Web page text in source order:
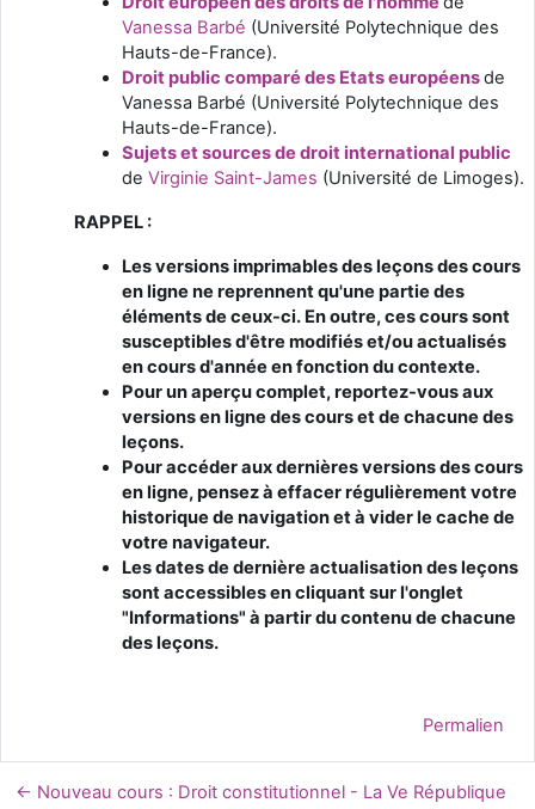
Vanessa Barbé (Université Polytechnique des
Hauts-de-France).
Droit public comparé des Etats européensde
Vanessa Barbé (Université Polytechnique des
Hauts-de-France).
Sujets et sources de droit international public
de Virginie Saint-James (Université de Limoges).
RAPPEL :
Les versions imprimables des leçons des cours
en ligne ne reprennent qu'une partie des
éléments de ceux-ci. En outre, ces cours sont
susceptibles d'être modifiés et/ou actualisés
en cours d'année en fonction du contexte.
Pour un aperçu complet, reportez-vous aux
versions en ligne des cours et de chacune des
leçons.
Pour accéder aux dernières versions des cours
en ligne, pensez à effacer régulièrement votre
historique de navigation et à vider le cache de
votre navigateur.
Les dates de dernière actualisation des leçons
sont accessibles en cliquant sur l'onglet
"Informations" à partir du contenu de chacune
des leçons.
Permalien
← Nouveau cours : Droit constitutionnel - La Ve République